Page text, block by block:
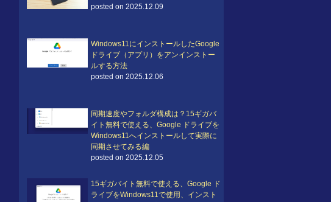
posted on 2025.12.09
Windows11にインストールしたGoogle
ドライブ（アプリ）をアンインストー
ルする方法
posted on 2025.12.06
同期速度やフォルダ構成は？15ギガバ
イト無料で使える、Google ドライブを
Windows11へインストールして実際に
同期させてみる編
posted on 2025.12.05
15ギガバイト無料で使える、Google ド
ライブをWindows11で使用、インスト